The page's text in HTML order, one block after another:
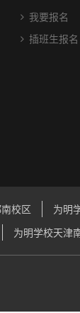
我要报名
插班生报名
校区
为明
为明学校天津